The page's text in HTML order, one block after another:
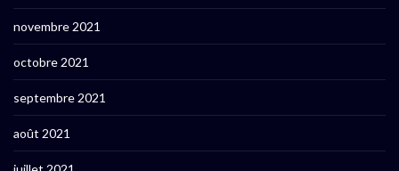
novembre 2021
octobre 2021
septembre 2021
août 2021